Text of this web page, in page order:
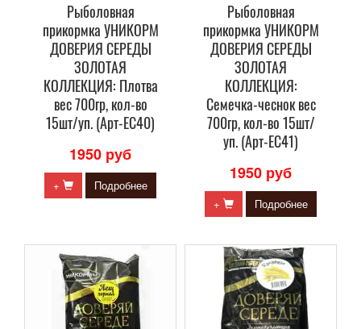
Рыболовная
прикормка УНИКОРМ
ДОВЕРИЯ СЕРЕДЫ
ЗОЛОТАЯ
КОЛЛЕКЦИЯ: Плотва
вес 700гр, кол-во
15шт/уп. (Арт-ЕС40)
1950 руб
+ Подробнее
Рыболовная
прикормка УНИКОРМ
ДОВЕРИЯ СЕРЕДЫ
ЗОЛОТАЯ
КОЛЛЕКЦИЯ:
Семечка-чеснок вес
700гр, кол-во 15шт/
уп. (Арт-ЕС41)
1950 руб
+ Подробнее